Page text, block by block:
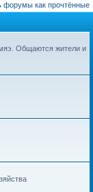
форумы как прочтённые
Общаются жители и